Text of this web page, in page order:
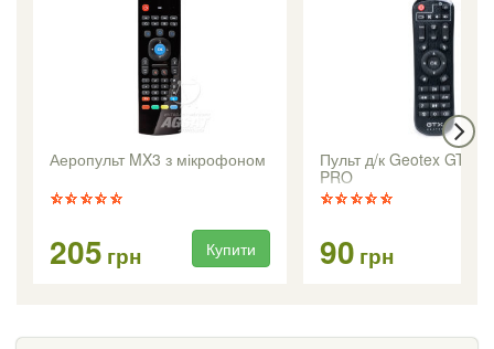
Аеропульт MX3 з мікрофоном
205 грн Купити
Пульт д/к Geotex GTX-
PRO
90 грн